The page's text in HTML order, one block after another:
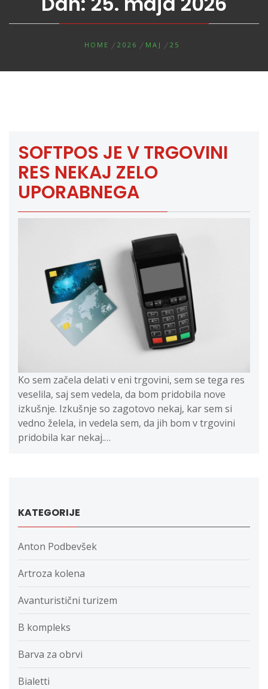
HOME 2026 MAJ 25
SOFTPOS JE V TRGOVINI
RES NEKAJ ZELO
UPORABNEGA
Ko sem začela delati v eni trgovini, sem se tega res
veselila, saj sem vedela, da bom pridobila nove
izkušnje. Izkušnje so zagotovo nekaj, kar sem si
vedno želela, in vedela sem, da jih bom v trgovini
pridobila kar nekaj.…
KATEGORIJE
Anton Podbevšek
Artroza kolena
Avanturistični turizem
B kompleks
Barva za obrvi
Bialetti